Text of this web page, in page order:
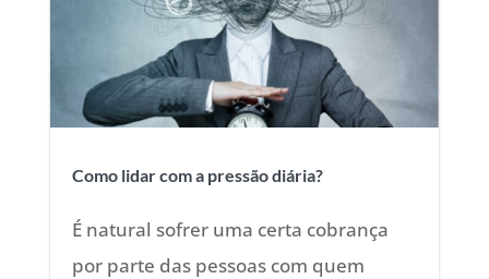
Como lidar com a pressão diária?
É natural sofrer uma certa cobrança
por parte das pessoas com quem